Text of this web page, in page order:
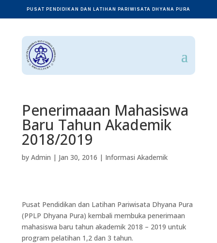
PUSAT PENDIDIKAN DAN LATIHAN PARIWISATA DHYANA PURA
Penerimaaan Mahasiswa
Baru Tahun Akademik
2018/2019
by Admin | Jan 30, 2016 | Informasi Akademik
Pusat Pendidikan dan Latihan Pariwisata Dhyana Pura
(PPLP Dhyana Pura) kembali membuka penerimaan
mahasiswa baru tahun akademik 2018 – 2019 untuk
program pelatihan 1,2 dan 3 tahun.